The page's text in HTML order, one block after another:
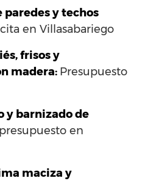
y techos
en Villasabariego
frisos y
madera: Presupuesto
y barnizado de
en
maciza y